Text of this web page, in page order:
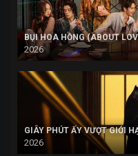
BỤI HOA HỒNG (ABOUT
2026
GIÂY PHÚT ẤY VƯỢT GIỚI
2026